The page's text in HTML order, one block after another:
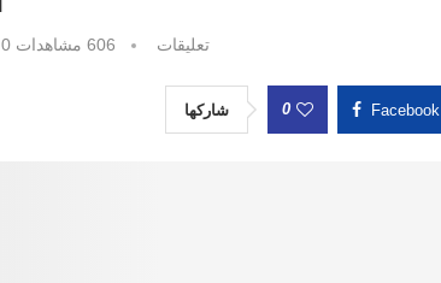
0 تعليقات 606 مشاهدات
شاركها 0 Facebook